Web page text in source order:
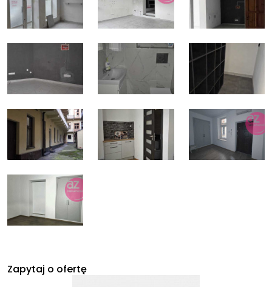
Zapytaj o ofertę